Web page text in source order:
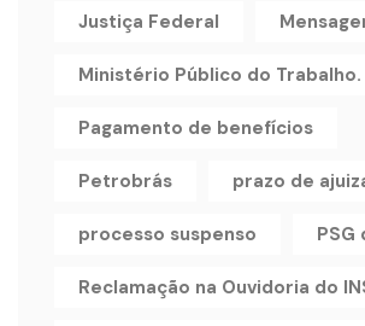
Justiça Federal
Ministério Público do Trabalho.
Pagamento de benefícios
Petrobrás prazo de
processo suspenso PSG
Reclamação na Ouvidoria do